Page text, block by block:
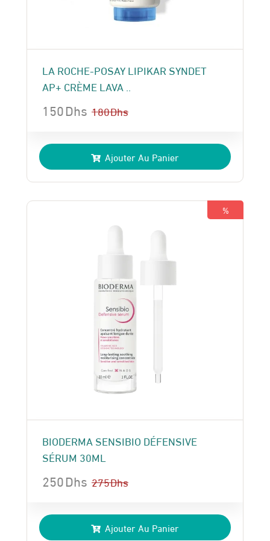
LA ROCHE-POSAY LIPIKAR SYNDET
AP+ CRÈME LAVA ..
180Dhs
prix
initial
était :
180 Dhs.
150Dhs
prix
actuel
est :
150 Dhs.
Ajouter Au Panier
%
BIODERMA SENSIBIO DÉFENSIVE
SÉRUM 30ML
275Dhs
prix
250Dhs
prix
Ajouter Au Panier